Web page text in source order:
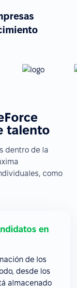
talento
dentro de la
como
en
de los
desde los
almacenado